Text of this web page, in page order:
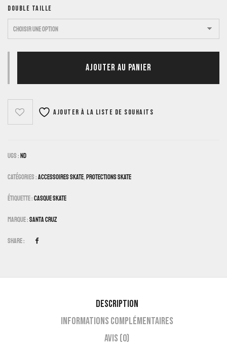
DOUBLE TAILLE
AJOUTER AU PANIER
Ajouter à la liste de souhaits
UGS : ND
Catégories :Accessoires Skate, Protections Skate
Étiquette :Casque Skate
Marque :Santa Cruz
Share :
Description
Informations complémentaires
Avis (0)